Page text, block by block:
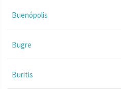
Buenópolis
Bugre
Buritis